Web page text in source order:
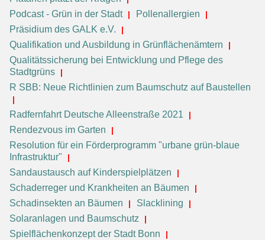
Podcast - Grün in der Stadt
Pollenallergien
Präsidium des GALK e.V.
Qualifikation und Ausbildung in Grünflächenämtern
Qualitätssicherung bei Entwicklung und Pflege des
Stadtgrüns
R SBB: Neue Richtlinien zum Baumschutz auf Baustellen
Radfernfahrt Deutsche Alleenstraße 2021
Rendezvous im Garten
Resolution für ein Förderprogramm "urbane grün-blaue
Infrastruktur"
Sandaustausch auf Kinderspielplätzen
Schaderreger und Krankheiten an Bäumen
Schadinsekten an Bäumen
Slacklining
Solaranlagen und Baumschutz
Spielflächenkonzept der Stadt Bonn